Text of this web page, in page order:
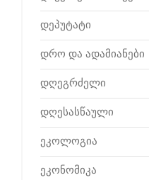
დეპუტატი
დრო და ადამიანები
დღეგრძელი
დღესასწაული
ეკოლოგია
ეკონომიკა